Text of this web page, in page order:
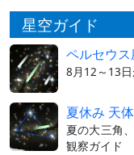
星空ガイド
ペルセウ
8月12～13
夏休み 天
夏の大三角
観察ガイド